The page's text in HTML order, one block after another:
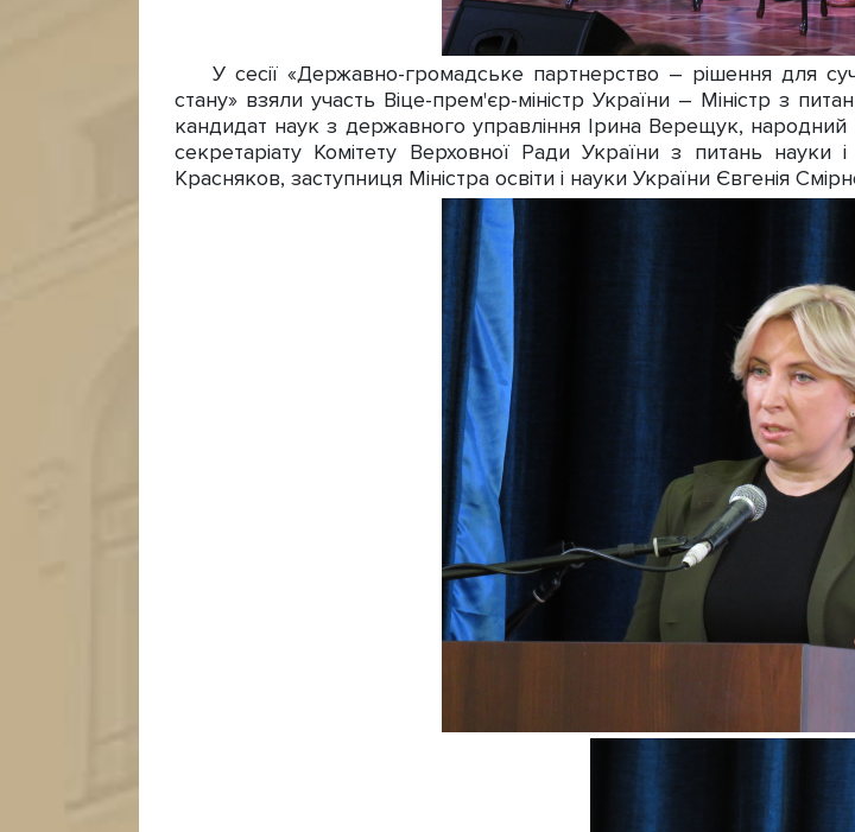
У сесії «Державно-громадське партнерство – рішення для
стану» взяли участь Віце-прем'єр-міністр України – Міністр з
кандидат наук з державного управління Ірина Верещук, народний
секретаріату Комітету Верховної Ради України з питань
Красняков, заступниця Міністра освіти і науки України Євгенія